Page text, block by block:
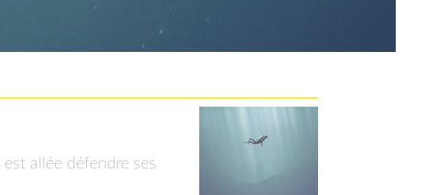
est allée défendre ses